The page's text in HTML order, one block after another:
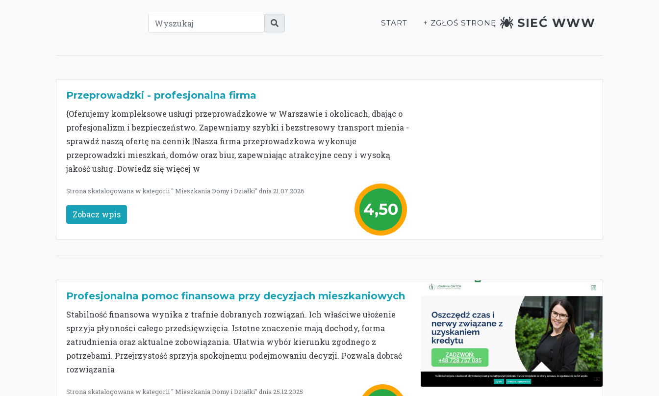
START + ZGŁOŚ STRONĘ SIEĆ WWW
Przeprowadzki - profesjonalna firma
{Oferujemy kompleksowe usługi przeprowadzkowe w Warszawie i okolicach, dbając o
profesjonalizm i bezpieczeństwo. Zapewniamy szybki i bezstresowy transport mienia -
sprawdź naszą ofertę na cennik.|Nasza firma przeprowadzkowa wykonuje
przeprowadzki mieszkań, domów oraz biur, zapewniając atrakcyjne ceny i wysoką
jakość usług. Dowiedz się więcej w
4,50
Strona skatalogowana w kategorii " Mieszkania Domy i Działki" dnia 21.07.2026
Zobacz wpis
Profesjonalna pomoc finansowa przy decyzjach mieszkaniowych
Stabilność finansowa wynika z trafnie dobranych rozwiązań. Ich właściwe ułożenie
sprzyja płynności całego przedsięwzięcia. Istotne znaczenie mają dochody, forma
zatrudnienia oraz aktualne zobowiązania. Ułatwia wybór kierunku zgodnego z
potrzebami. Przejrzystość sprzyja spokojnemu podejmowaniu decyzji. Pozwala dobrać
rozwiązania
Strona skatalogowana w kategorii " Mieszkania Domy i Działki" dnia 25.12.2025